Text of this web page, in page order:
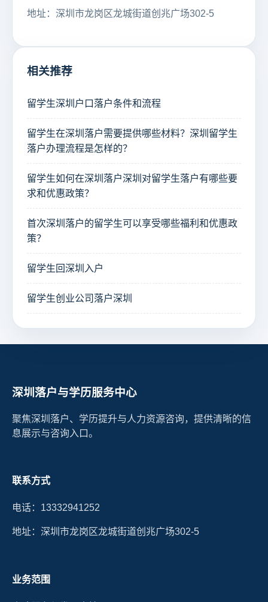
地址：深圳市龙岗区龙城街道创兆广场302-5
相关推荐
留学生深圳户口落户条件和流程
留学生在深圳落户需要提供哪些材料？深圳留学生
落户办理流程是怎样的？
留学生如何在深圳落户深圳对留学生落户有哪些要
求和优惠政策？
首次深圳落户的留学生可以享受哪些福利和优惠政
策？
留学生回深圳入户
留学生创业公司落户深圳
深圳落户与学历服务中心
聚焦深圳落户、学历提升与人力资源咨询，提供清晰的信
息展示与咨询入口。
联系方式
电话：13332941252
地址：深圳市龙岗区龙城街道创兆广场302-5
业务范围